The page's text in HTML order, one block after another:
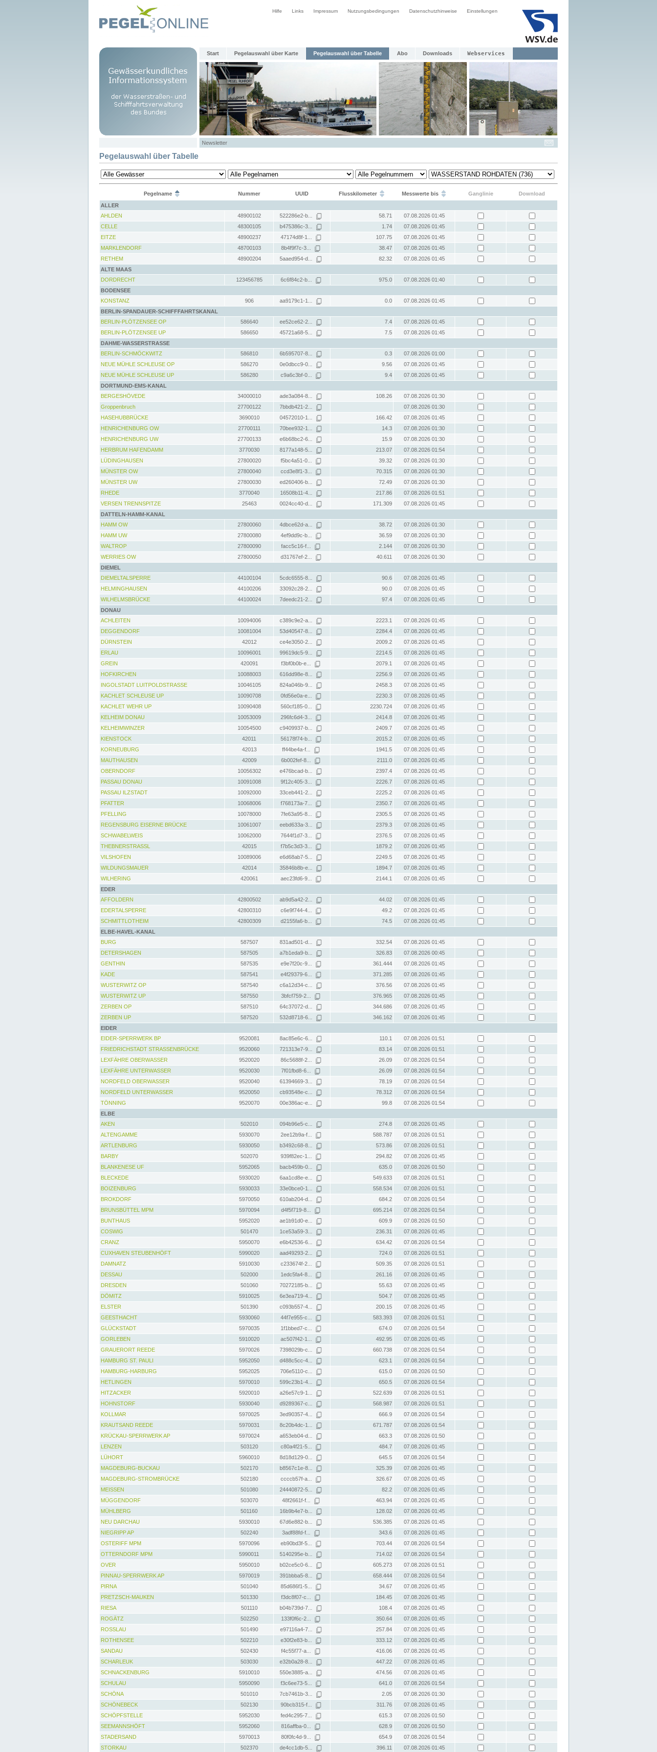
Hilfe Links Impressum Nutzungsbedingungen Datenschutzhinweise Einstellungen
Start Pegelauswahl über Karte Pegelauswahl über Tabelle Abo Downloads Webservices
Newsletter
Pegelauswahl über Tabelle
Pegelname Nummer UUID Flusskilometer Messwerte bis Ganglinie
Download
ALLER
AHLDEN
48900102 522286e2-b... 58.71
07.08.2026 01:45
CELLE
48300105 b475386c-3... 1.74
07.08.2026 01:45
EITZE
48900237 47174d8f-1... 107.75
07.08.2026 01:45
MARKLENDORF
48700103 8b4f9f7c-3... 38.47
07.08.2026 01:45
RETHEM
48900204 5aaed954-d... 82.32
07.08.2026 01:45
ALTE MAAS
DORDRECHT
123456785 6c6f84c2-b... 975.0
07.08.2026 01:40
BODENSEE
KONSTANZ
906 aa9179c1-1... 0.0
07.08.2026 01:45
BERLIN-SPANDAUER-SCHIFFFAHRTSKANAL
BERLIN-PLÖTZENSEE OP
586640 ee52ce62-2... 7.4
07.08.2026 01:45
BERLIN-PLÖTZENSEE UP
586650 45721a68-5... 7.5
07.08.2026 01:45
DAHME-WASSERSTRASSE
BERLIN-SCHMÖCKWITZ
586810 6b595707-8... 0.3
07.08.2026 01:00
NEUE MÜHLE SCHLEUSE OP
586270 0e0dbcc9-0... 9.56
07.08.2026 01:45
NEUE MÜHLE SCHLEUSE UP
586280 c9a6c3bf-0... 9.4
07.08.2026 01:45
DORTMUND-EMS-KANAL
BERGESHÖVEDE
34000010 ade3a084-8... 108.26
07.08.2026 01:30
Groppenbruch
27700122 7bbdb421-2...
07.08.2026 01:30
HASEHUBBRÜCKE
3690010 04572010-1... 166.42
07.08.2026 01:45
HENRICHENBURG OW
27700111 70bee932-1... 14.3
07.08.2026 01:30
HENRICHENBURG UW
27700133 e6b68bc2-6... 15.9
07.08.2026 01:30
HERBRUM HAFENDAMM
3770030 8177a148-5... 213.07
07.08.2026 01:54
LÜDINGHAUSEN
27800020 f5bc4a51-0... 39.32
07.08.2026 01:30
MÜNSTER OW
27800040 ccd3e8f1-3... 70.315
07.08.2026 01:30
MÜNSTER UW
27800030 ed260406-b... 72.49
07.08.2026 01:30
RHEDE
3770040 16508b11-4... 217.86
07.08.2026 01:51
VERSEN TRENNSPITZE
25463 0024cc40-d... 171.309
07.08.2026 01:45
DATTELN-HAMM-KANAL
HAMM OW
27800060 4dbce62d-a... 38.72
07.08.2026 01:30
HAMM UW
27800080 4ef9dd9c-b... 36.59
07.08.2026 01:30
WALTROP
27800090 facc5c16-f... 2.144
07.08.2026 01:30
WERRIES OW
27800050 d31767ef-2... 40.611
07.08.2026 01:30
DIEMEL
DIEMELTALSPERRE
44100104 5cdc6555-8... 90.6
07.08.2026 01:45
HELMINGHAUSEN
44100206 33092c28-2... 90.0
07.08.2026 01:45
WILHELMSBRÜCKE
44100024 7deedc21-2... 97.4
07.08.2026 01:45
DONAU
ACHLEITEN
10094006 c389c9e2-a... 2223.1
07.08.2026 01:45
DEGGENDORF
10081004 53d40547-8... 2284.4
07.08.2026 01:45
DÜRNSTEIN
42012 ce4e3050-2... 2009.2
07.08.2026 01:45
ERLAU
10096001 99619dc5-9... 2214.5
07.08.2026 01:45
GREIN
420091 f3bf0b0b-e... 2079.1
07.08.2026 01:45
HOFKIRCHEN
10088003 616dd98e-8... 2256.9
07.08.2026 01:45
INGOLSTADT LUITPOLDSTRASSE
10046105 824a046b-9... 2458.3
07.08.2026 01:45
KACHLET SCHLEUSE UP
10090708 0fd56e0a-e... 2230.3
07.08.2026 01:45
KACHLET WEHR UP
10090408 560cf185-0... 2230.724
07.08.2026 01:45
KELHEIM DONAU
10053009 296fc6d4-3... 2414.8
07.08.2026 01:45
KELHEIMWINZER
10054500 c9409937-b... 2409.7
07.08.2026 01:45
KIENSTOCK
42011 56178f74-b... 2015.2
07.08.2026 01:45
KORNEUBURG
42013 ff44be4a-f... 1941.5
07.08.2026 01:45
MAUTHAUSEN
42009 6b002fef-8... 2111.0
07.08.2026 01:45
OBERNDORF
10056302 e476bcad-b... 2397.4
07.08.2026 01:45
PASSAU DONAU
10091008 9f12c405-3... 2226.7
07.08.2026 01:45
PASSAU ILZSTADT
10092000 33ceb441-2... 2225.2
07.08.2026 01:45
PFATTER
10068006 f768173a-7... 2350.7
07.08.2026 01:45
PFELLING
10078000 7fe63a95-8... 2305.5
07.08.2026 01:45
REGENSBURG EISERNE BRÜCKE
10061007 eebd633a-3... 2379.3
07.08.2026 01:45
SCHWABELWEIS
10062000 7644f1d7-3... 2376.5
07.08.2026 01:45
THEBNERSTRASSL
42015 f7b5c3d3-3... 1879.2
07.08.2026 01:45
VILSHOFEN
10089006 e6d68ab7-5... 2249.5
07.08.2026 01:45
WILDUNGSMAUER
42014 35846b8b-e... 1894.7
07.08.2026 01:45
WILHERING
420061 aec23fd6-9... 2144.1
07.08.2026 01:45
EDER
AFFOLDERN
42800502 ab9d5a42-2... 44.02
07.08.2026 01:45
EDERTALSPERRE
42800310 c6e9f744-4... 49.2
07.08.2026 01:45
SCHMITTLOTHEIM
42800309 d2155fa6-b... 74.5
07.08.2026 01:45
ELBE-HAVEL-KANAL
BURG
587507 831ad501-d... 332.54
07.08.2026 01:45
DETERSHAGEN
587505 a7b1eda9-b... 326.83
07.08.2026 00:45
GENTHIN
587535 e9e7f20c-9... 361.444
07.08.2026 01:45
KADE
587541 e4f29379-6... 371.285
07.08.2026 01:45
WUSTERWITZ OP
587540 c6a12d34-c... 376.56
07.08.2026 01:45
WUSTERWITZ UP
587550 3bfcf759-2... 376.965
07.08.2026 01:45
ZERBEN OP
587510 64c37072-d... 344.686
07.08.2026 01:45
ZERBEN UP
587520 532d8718-6... 346.162
07.08.2026 01:45
EIDER
EIDER-SPERRWERK BP
9520081 8ac85e6c-6... 110.1
07.08.2026 01:51
FRIEDRICHSTADT STRASSENBRÜCKE
9520060 721313e7-9... 83.14
07.08.2026 01:51
LEXFÄHRE OBERWASSER
9520020 86c5688f-2... 26.09
07.08.2026 01:54
LEXFÄHRE UNTERWASSER
9520030 7f01fbd8-6... 26.09
07.08.2026 01:54
NORDFELD OBERWASSER
9520040 61394669-3... 78.19
07.08.2026 01:54
NORDFELD UNTERWASSER
9520050 cb93548e-c... 78.312
07.08.2026 01:54
TÖNNING
9520070 00e386ac-e... 99.8
07.08.2026 01:54
ELBE
AKEN
502010 094b96e5-c... 274.8
07.08.2026 01:45
ALTENGAMME
5930070 2ee12b9a-f... 588.787
07.08.2026 01:51
ARTLENBURG
5930050 b3492c68-8... 573.86
07.08.2026 01:51
BARBY
502070 939f82ec-1... 294.82
07.08.2026 01:45
BLANKENESE UF
5952065 bacb459b-0... 635.0
07.08.2026 01:50
BLECKEDE
5930020 6aa1cd8e-e... 549.633
07.08.2026 01:51
BOIZENBURG
5930033 33e0bce0-1... 558.534
07.08.2026 01:51
BROKDORF
5970050 610ab204-d... 684.2
07.08.2026 01:54
BRUNSBÜTTEL MPM
5970094 d4f5f719-8... 695.214
07.08.2026 01:54
BUNTHAUS
5952020 ae1b91d0-e... 609.9
07.08.2026 01:50
COSWIG
501470 1ce53a59-3... 236.31
07.08.2026 01:45
CRANZ
5950070 e6b42536-6... 634.42
07.08.2026 01:54
CUXHAVEN STEUBENHÖFT
5990020 aad49293-2... 724.0
07.08.2026 01:51
DAMNATZ
5910030 c233674f-2... 509.35
07.08.2026 01:51
DESSAU
502000 1edc5fa4-8... 261.16
07.08.2026 01:45
DRESDEN
501060 70272185-b... 55.63
07.08.2026 01:45
DÖMITZ
5910025 6e3ea719-4... 504.7
07.08.2026 01:45
ELSTER
501390 c093b557-4... 200.15
07.08.2026 01:45
GEESTHACHT
5930060 44f7e955-c... 583.393
07.08.2026 01:51
GLÜCKSTADT
5970035 1f1bbed7-c... 674.0
07.08.2026 01:54
GORLEBEN
5910020 ac507f42-1... 492.95
07.08.2026 01:45
GRAUERORT REEDE
5970026 7398029b-c... 660.738
07.08.2026 01:54
HAMBURG ST. PAULI
5952050 d488c5cc-4... 623.1
07.08.2026 01:54
HAMBURG-HARBURG
5952025 706e5110-c... 615.0
07.08.2026 01:50
HETLINGEN
5970010 599c23b1-4... 650.5
07.08.2026 01:54
HITZACKER
5920010 a26e57c9-1... 522.639
07.08.2026 01:51
HOHNSTORF
5930040 d9289367-c... 568.987
07.08.2026 01:51
KOLLMAR
5970025 3ed90357-4... 666.9
07.08.2026 01:54
KRAUTSAND REEDE
5970031 8c20b4dc-1... 671.787
07.08.2026 01:54
KRÜCKAU-SPERRWERK AP
5970024 a653eb04-d... 663.3
07.08.2026 01:50
LENZEN
503120 c80a4f21-5... 484.7
07.08.2026 01:45
LÜHORT
5960010 8d18d129-0... 645.5
07.08.2026 01:54
MAGDEBURG-BUCKAU
502170 b8567c1e-8... 325.39
07.08.2026 01:45
MAGDEBURG-STROMBRÜCKE
502180 ccccb57f-a... 326.67
07.08.2026 01:45
MEISSEN
501080 24440872-5... 82.2
07.08.2026 01:45
MÜGGENDORF
503070 48f2661f-f... 463.94
07.08.2026 01:45
MÜHLBERG
501160 16b9b4e7-b... 128.02
07.08.2026 01:45
NEU DARCHAU
5930010 67d6e882-b... 536.385
07.08.2026 01:45
NIEGRIPP AP
502240 3adf88fd-f... 343.6
07.08.2026 01:45
OSTERIFF MPM
5970096 eb90bd3f-5... 703.44
07.08.2026 01:54
OTTERNDORF MPM
5990011 5140295e-b... 714.02
07.08.2026 01:54
OVER
5950010 b02ce5c0-6... 605.273
07.08.2026 01:51
PINNAU-SPERRWERK AP
5970019 391bbba5-8... 658.444
07.08.2026 01:54
PIRNA
501040 85d686f1-5... 34.67
07.08.2026 01:45
PRETZSCH-MAUKEN
501330 f3dc8f07-c... 184.45
07.08.2026 01:45
RIESA
501110 b04b739d-7... 108.4
07.08.2026 01:45
ROGÄTZ
502250 133f0f6c-2... 350.64
07.08.2026 01:45
ROSSLAU
501490 e97116a4-7... 257.84
07.08.2026 01:45
ROTHENSEE
502210 e30f2e83-b... 333.12
07.08.2026 01:45
SANDAU
502430 f4c55f77-a... 416.06
07.08.2026 01:45
SCHARLEUK
503030 e32b0a28-8... 447.22
07.08.2026 01:45
SCHNACKENBURG
5910010 550e3885-a... 474.56
07.08.2026 01:45
SCHULAU
5950090 f3c6ee73-5... 641.0
07.08.2026 01:54
SCHÖNA
501010 7cb7461b-3... 2.05
07.08.2026 01:30
SCHÖNEBECK
502130 90bcb315-f... 311.76
07.08.2026 01:45
SCHÖPFSTELLE
5952030 fed4c295-7... 615.3
07.08.2026 01:50
SEEMANNSHÖFT
5952060 816affba-0... 628.9
07.08.2026 01:50
STADERSAND
5970013 80f0fc4d-9... 654.9
07.08.2026 01:54
STORKAU
502370 de4cc1db-5... 396.11 07.08.2026 01:45